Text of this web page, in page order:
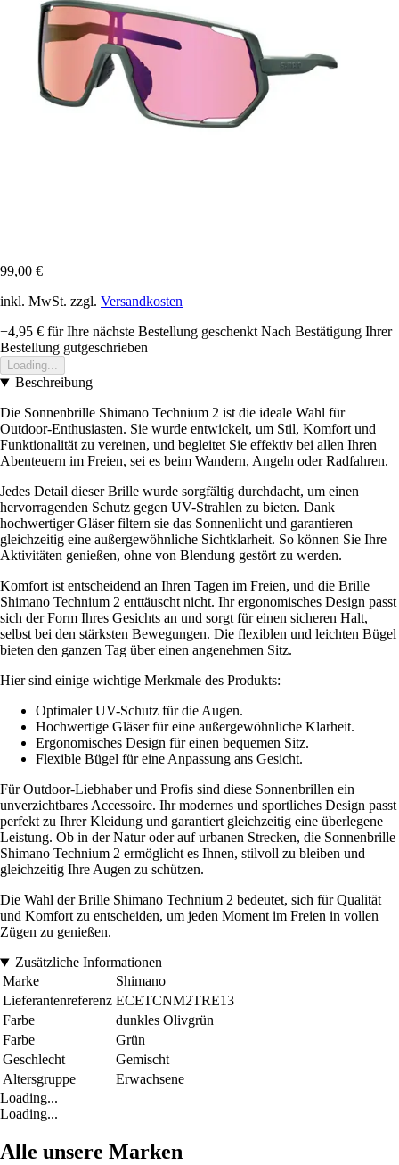
99,00 €
inkl. MwSt. zzgl. Versandkosten
+4,95 € für Ihre nächste Bestellung geschenkt Nach Bestätigung Ihrer
Bestellung gutgeschrieben
Loading...
Beschreibung
Die Sonnenbrille Shimano Technium 2 ist die ideale Wahl für
Outdoor-Enthusiasten. Sie wurde entwickelt, um Stil, Komfort und
Funktionalität zu vereinen, und begleitet Sie effektiv bei allen Ihren
Abenteuern im Freien, sei es beim Wandern, Angeln oder Radfahren.
Jedes Detail dieser Brille wurde sorgfältig durchdacht, um einen
hervorragenden Schutz gegen UV-Strahlen zu bieten. Dank
hochwertiger Gläser filtern sie das Sonnenlicht und garantieren
gleichzeitig eine außergewöhnliche Sichtklarheit. So können Sie Ihre
Aktivitäten genießen, ohne von Blendung gestört zu werden.
Komfort ist entscheidend an Ihren Tagen im Freien, und die Brille
Shimano Technium 2 enttäuscht nicht. Ihr ergonomisches Design passt
sich der Form Ihres Gesichts an und sorgt für einen sicheren Halt,
selbst bei den stärksten Bewegungen. Die flexiblen und leichten Bügel
bieten den ganzen Tag über einen angenehmen Sitz.
Hier sind einige wichtige Merkmale des Produkts:
Optimaler UV-Schutz für die Augen.
Hochwertige Gläser für eine außergewöhnliche Klarheit.
Ergonomisches Design für einen bequemen Sitz.
Flexible Bügel für eine Anpassung ans Gesicht.
Für Outdoor-Liebhaber und Profis sind diese Sonnenbrillen ein
unverzichtbares Accessoire. Ihr modernes und sportliches Design passt
perfekt zu Ihrer Kleidung und garantiert gleichzeitig eine überlegene
Leistung. Ob in der Natur oder auf urbanen Strecken, die Sonnenbrille
Shimano Technium 2 ermöglicht es Ihnen, stilvoll zu bleiben und
gleichzeitig Ihre Augen zu schützen.
Die Wahl der Brille Shimano Technium 2 bedeutet, sich für Qualität
und Komfort zu entscheiden, um jeden Moment im Freien in vollen
Zügen zu genießen.
Zusätzliche Informationen
Marke
Shimano
Lieferantenreferenz ECETCNM2TRE13
Farbe
dunkles Olivgrün
Farbe
Grün
Geschlecht
Gemischt
Altersgruppe
Erwachsene
Loading...
Loading...
Alle unsere Marken